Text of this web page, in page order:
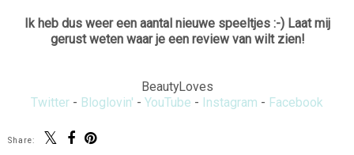
Ik heb dus weer een aantal nieuwe speeltjes :-) Laat mij
gerust weten waar je een review van wilt zien!
BeautyLoves
Twitter - Bloglovin' - YouTube - Instagram - Facebook
Share: